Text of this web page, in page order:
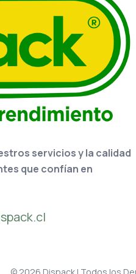
servicios y la calidad
que confían en